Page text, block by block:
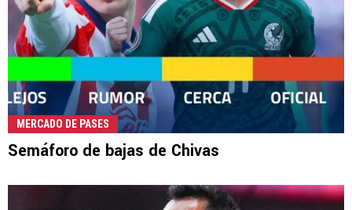
MERCADO DE PASES
Semáforo de bajas de Chivas